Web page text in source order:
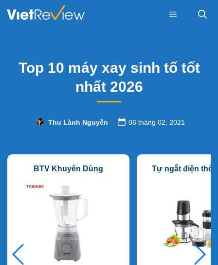
Top 10 máy xay sinh tố tốt
nhất 2026
Thu Lành Nguyễn 06 tháng 02, 2021
BTV Khuyên Dùng Tự ngắt điện